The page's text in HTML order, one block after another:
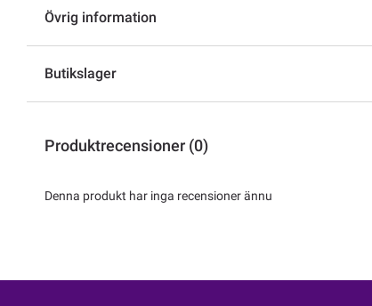
Övrig information
Butikslager
Produktrecensioner (0)
Denna produkt har inga recensioner ännu